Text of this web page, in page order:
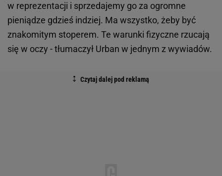
w reprezentacji i sprzedajemy go za ogromne
pieniądze gdzieś indziej. Ma wszystko, żeby być
znakomitym stoperem. Te warunki fizyczne rzucają
się w oczy - tłumaczył Urban w jednym z wywiadów.